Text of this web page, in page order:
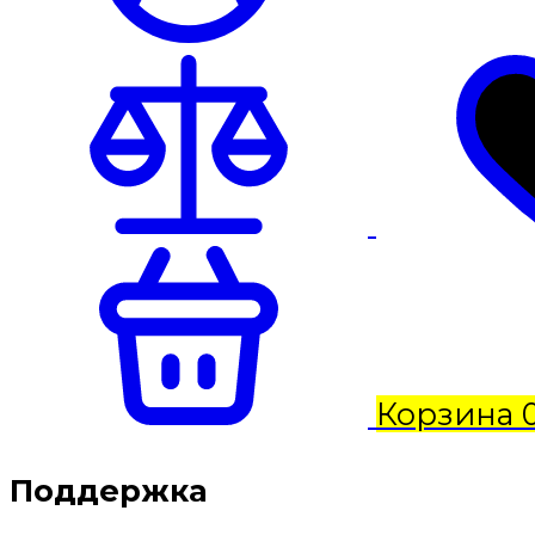
Корзина
Поддержка